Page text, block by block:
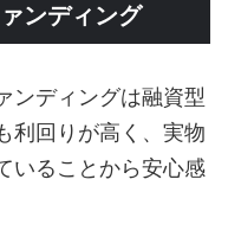
ンディング
ンディングは融資型
利回りが高く、実物
いることから安心感